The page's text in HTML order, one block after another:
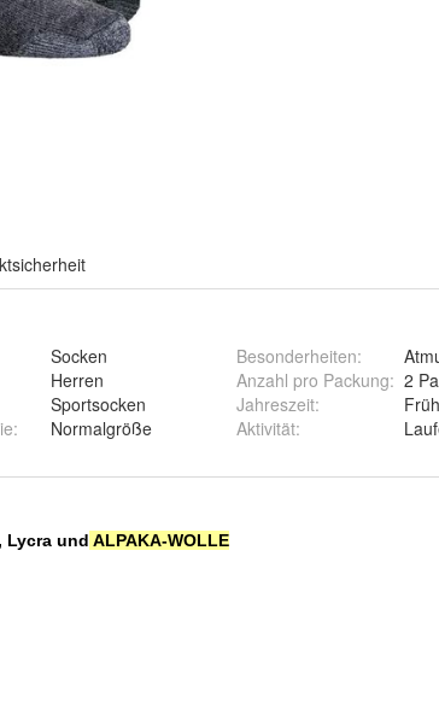
Socken
Herren
Sportsocken
: Normalgröße
Besonderheiten:
Anzahl pro Packung: 2
Jahreszeit:
Aktivität: